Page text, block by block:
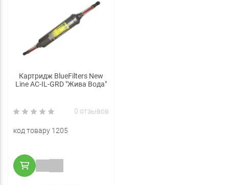
Картридж BlueFilters New
Line AC-IL-GRD "Жива Вода"
0 отзывов
код товару 1205